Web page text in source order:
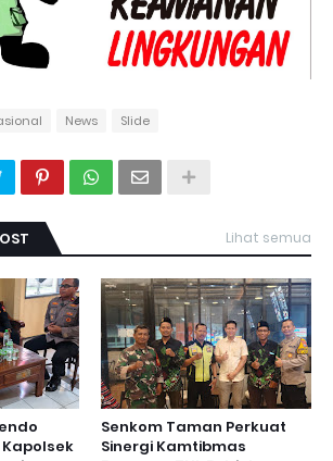
News Slide
Lihat semua
Senkom Taman Perkuat
Sinergi Kamtibmas